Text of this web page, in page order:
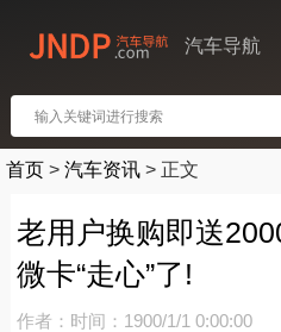
汽车导航
首页 > 汽车资讯 > 正文
老用户换购即送
微卡“走心”了!
作者： 时间：1900/1/1 0:00:00